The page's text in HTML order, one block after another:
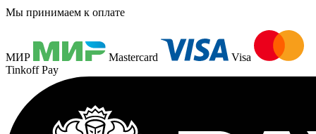
Мы принимаем к оплате
МИР Mastercard
Visa
Tinkoff Pay